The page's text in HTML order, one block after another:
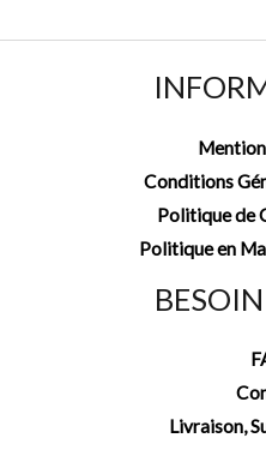
Conditions
Politique de
Politique en
BESOIN
Livraison,